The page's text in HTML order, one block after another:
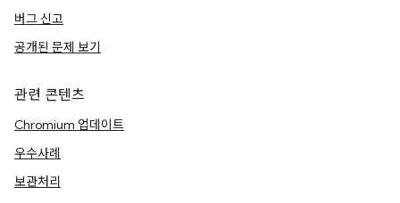
버그 신고
공개된 문제 보기
관련 콘텐츠
Chromium 업데이트
우수사례
보관처리